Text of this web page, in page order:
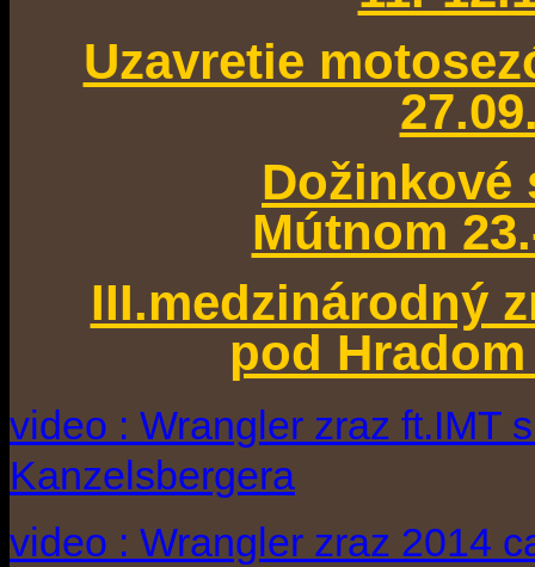
Uzavretie
Dožinkové
Mútnom
III.medzinárodný
pod Hradom
video : Wrangler zraz ft.IMT
Kanzelsbergera
video : Wrangler zraz 2014